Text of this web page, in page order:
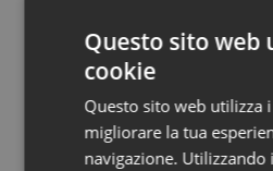
Sangue & coagulazione
Tiroide
Questo sito web
cookie
Questo sito web utilizza
migliorare la tua
navigazione.